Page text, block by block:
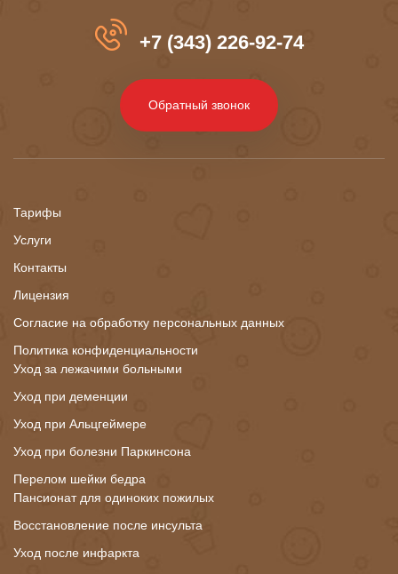
+7 (343) 226-92-74
Обратный звонок
Тарифы
Услуги
Контакты
Лицензия
Согласие на обработку персональных данных
Политика конфиденциальности
Уход за лежачими больными
Уход при деменции
Уход при Альцгеймере
Уход при болезни Паркинсона
Перелом шейки бедра
Пансионат для одиноких пожилых
Восстановление после инсульта
Уход после инфаркта